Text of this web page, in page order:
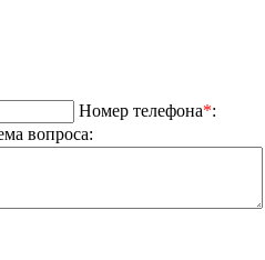
Номер телефона*:
вопроса: